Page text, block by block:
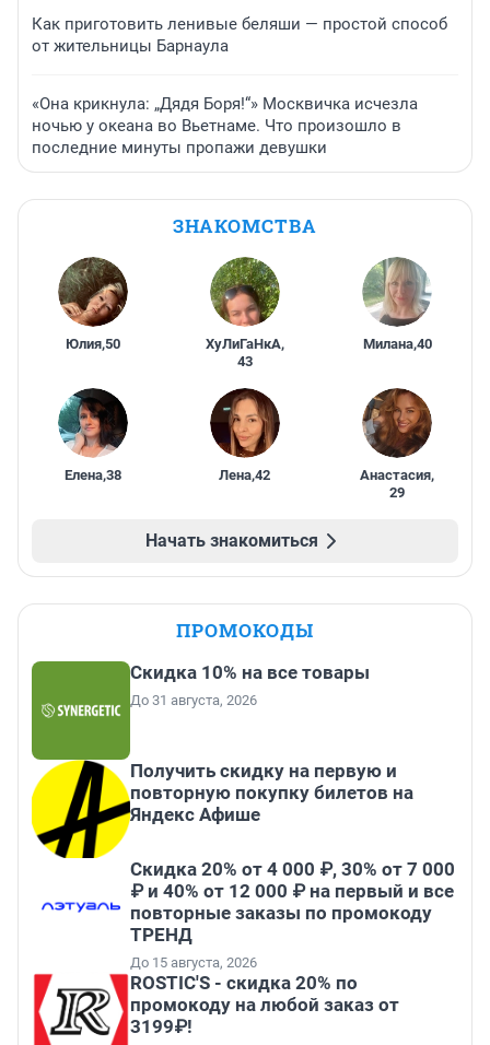
Как приготовить ленивые беляши — простой способ
от жительницы Барнаула
«Она крикнула: „Дядя Боря!“» Москвичка исчезла
ночью у океана во Вьетнаме. Что произошло в
последние минуты пропажи девушки
ЗНАКОМСТВА
Юлия,50 ХуЛиГаНкА,
43
Милана,40
Елена,38 Лена,42 Анастасия,
29
Начать знакомиться
ПРОМОКОДЫ
Скидка 10% на все товары
До 31 августа, 2026
Получить скидку на первую и
повторную покупку билетов на
Яндекс Афише
Скидка 20% от 4 000 ₽, 30% от 7 000
₽ и 40% от 12 000 ₽ на первый и все
повторные заказы по промокоду
ТРЕНД
До 15 августа, 2026
ROSTIC'S - скидка 20% по
промокоду на любой заказ от
3199₽!